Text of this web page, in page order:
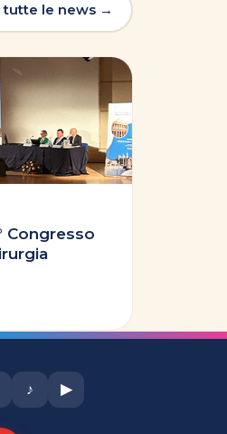
tutte le news →
Congresso
♪ ▶